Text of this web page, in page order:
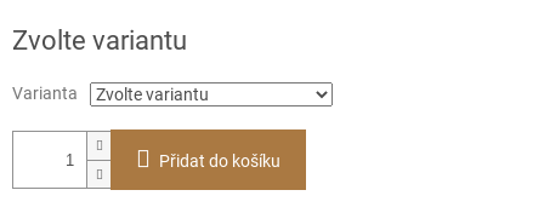
cena:
Zvolte variantu
Varianta
Přidat do košíku